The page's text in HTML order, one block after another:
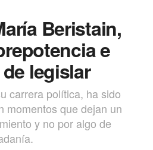
Beristain,
e
legislar
carrera política, ha sido
momentos que dejan un
y no por algo de